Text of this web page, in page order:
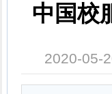
中国校
2020-05-